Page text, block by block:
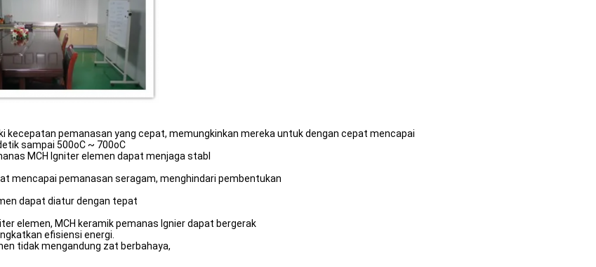
kecepatan pemanasan yang cepat, memungkinkan mereka untuk dengan cepat mencapai
sampai 500oC ~ 700oC
MCH Igniter elemen dapat menjaga stabl
mencapai pemanasan seragam, menghindari pembentukan
dapat diatur dengan tepat
elemen, MCH keramik pemanas Ignier dapat bergerak
efisiensi energi.
tidak mengandung zat berbahaya,